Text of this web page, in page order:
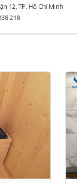
12, TP. Hồ Chí Minh
218